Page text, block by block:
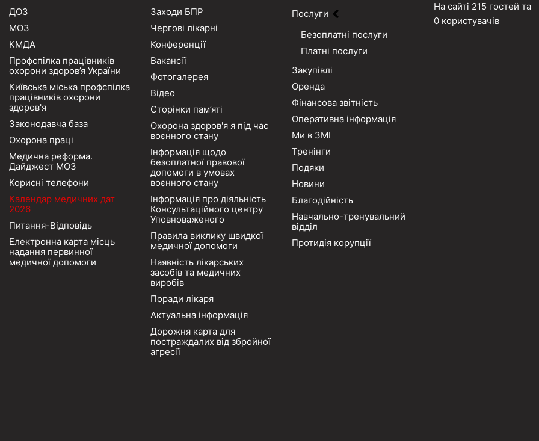
ДОЗ
МОЗ
КМДА
Профспілка працівників
охорони здоров’я України
Київська міська профспілка
працівників охорони
здоров'я
Законодавча база
Охорона праці
Медична реформа.
Дайджест МОЗ
Корисні телефони
Календар медичних дат
2026
Питання-Відповідь
Електронна карта місць
надання первинної
медичної допомоги
Заходи БПР
Чергові лікарні
Конференції
Вакансії
Фотогалерея
Відео
Сторінки пам’яті
Охорона здоров'я я під час
воєнного стану
Інформація щодо
безоплатної правової
допомоги в умовах
воєнного стану
Інформація про діяльність
Консультаційного центру
Уповноваженого
Правила виклику швидкої
медичної допомоги
Наявність лікарських
засобів та медичних
виробів
Поради лікаря
Актуальна інформація
Дорожня карта для
постраждалих від збройної
агресії
Послуги
Безоплатні послуги
Платні послуги
Закупівлі
Оренда
Фінансова звітність
Оперативна інформація
Ми в ЗМІ
Тренінги
Подяки
Новини
Благодійність
Навчально-тренувальний
відділ
Протидія корупції
На сайті 215 гостей та
0 користувачів